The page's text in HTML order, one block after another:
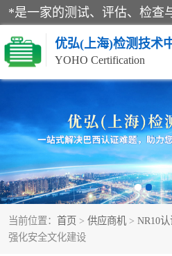
优弘(上海)检测技术
YOHO Certification
当前位置： 首页 > 供应商机 > NR10
强化安全文化建设
RECYCLASS认证
NR12认证
ART认证
巴西认证